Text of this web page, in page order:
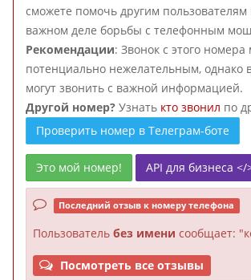
сможете помочь другим
важном деле борьбы с телефонным
Рекомендации: Звонок с этого
потенциально нежелательным, однако
могут звонить с важной информацией.
Другой номер? Узнать кто звонил по
Проверить номер в Телеграм-боте
Это мой номер! API для бизнеса </
Последний отзыв к номеру телефона
Пользователь без имени сообщает:
Посмотреть все отзывы